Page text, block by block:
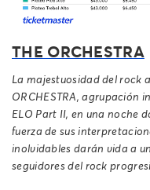
THE ORCHESTRA
La majestuosidad del rock
ORCHESTRA, agrupación
ELO Part II, en una noche
fuerza de sus
inolvidables darán vida a
seguidores del rock